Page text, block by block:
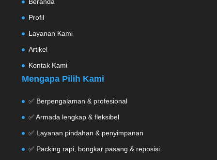
Profil
Layanan Kami
Artikel
Kontak Kami
Mengapa Pilih Kami
✅ Berpengalaman & profesional
✅ Armada lengkap & fleksibel
✅ Layanan pindahan & penyimpanan
✅ Packing rapi, bongkar pasang & reposisi